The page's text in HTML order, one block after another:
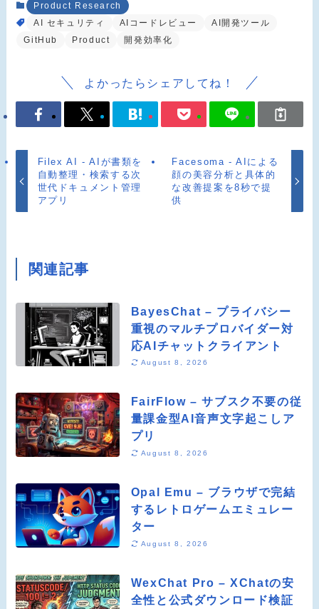
Product Research
AI セキュリティ
AIコードレビュー
AI開発ツール
GitHub
Product 開発効率化
よかったらシェアしてね！
Filex AI - AIが書類を
自動整理・検索する次
世代ドキュメント管理
アプリ
Facesoma - AIによる
顔の美容分析と具体的
な改善提案を8秒で提
供
関連記事
BayesChat – プライバシー
重視のマルチプロバイダー対
応AIチャットクライアント
August 8, 2026
FairFlow – サブスク不要の従
量課金型AI音声文字起こしア
プリ
August 8, 2026
Opal Emu – ブラウザで完結
するレトロゲームエミュレー
ター
August 8, 2026
WexChat Pro – XChatの安
全性と公式ダウンロード検証